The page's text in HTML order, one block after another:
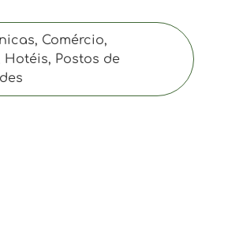
Comércio,
Postos de